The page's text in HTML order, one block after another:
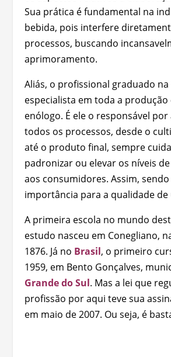
Sua prática é fundamental na
bebida, pois interfere
processos, buscando
aprimoramento.
Aliás, o profissional graduado na
especialista em toda a produção
enólogo. É ele o responsável
todos os processos, desde o
até o produto final, sempre
padronizar ou elevar os níveis
aos consumidores. Assim,
importância para a qualidade
A primeira escola no mundo
estudo nasceu em Conegliano,
1876. Já no Brasil, o primeiro
1959, em Bento Gonçalves,
Grande do Sul. Mas a lei que
profissão por aqui teve sua
em maio de 2007. Ou seja, é